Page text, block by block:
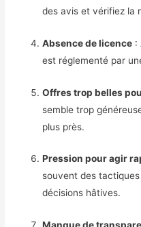
des avis et vérifiez la
Absence de licence :
est réglementé par
Offres trop belles
semble trop
plus près.
Pression pour agir
souvent des tactiques
décisions hâtives.